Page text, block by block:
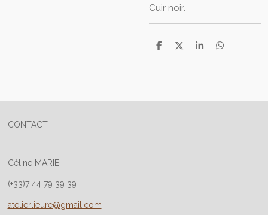
Cuir noir.
P
e
P
e
P
e
P
e
CONTACT
Céline MARIE
(+33)7 44 79 39 39
atelierlieure@gmail.com